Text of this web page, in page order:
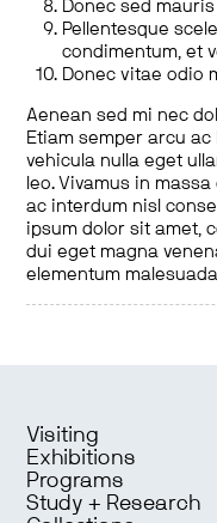
Donec sed
Pellentesque
condimentum, et
Donec vitae odio
Aenean sed mi nec
Etiam semper arcu
vehicula nulla eget
leo. Vivamus in
ac interdum nisl
ipsum dolor sit amet,
dui eget magna
elementum
Visiting
Exhibitions
Programs
Study + Research